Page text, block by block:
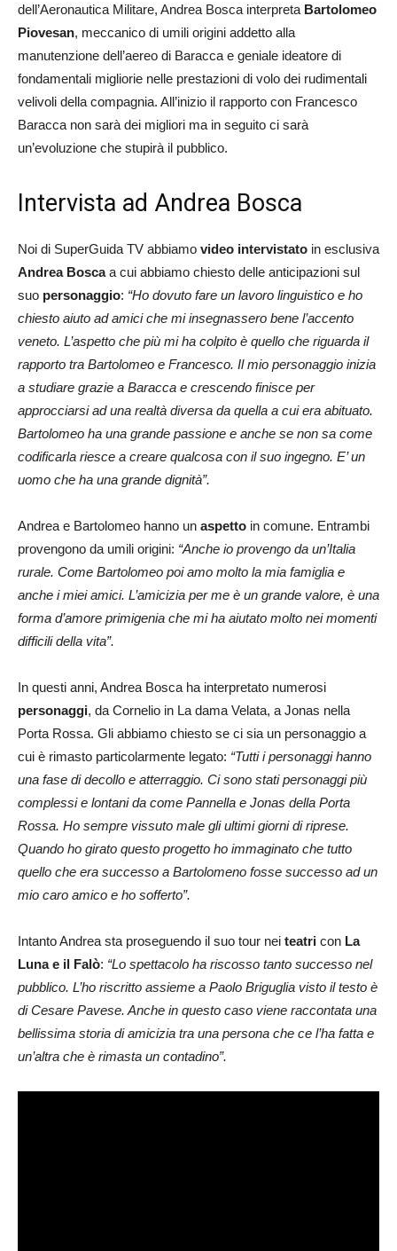
dell’Aeronautica Militare, Andrea Bosca interpreta Bartolomeo
Piovesan, meccanico di umili origini addetto alla
manutenzione dell’aereo di Baracca e geniale ideatore di
fondamentali migliorie nelle prestazioni di volo dei rudimentali
velivoli della compagnia. All’inizio il rapporto con Francesco
Baracca non sarà dei migliori ma in seguito ci sarà
un’evoluzione che stupirà il pubblico.
Intervista ad Andrea Bosca
Noi di SuperGuida TV abbiamo video intervistato in esclusiva
Andrea Boscaa cui abbiamo chiesto delle anticipazioni sul
suo personaggio: “Ho dovuto fare un lavoro linguistico e ho
chiesto aiuto ad amici che mi insegnassero bene l’accento
veneto. L’aspetto che più mi ha colpito è quello che riguarda il
rapporto tra Bartolomeo e Francesco. Il mio personaggio inizia
a studiare grazie a Baracca e crescendo finisce per
approcciarsi ad una realtà diversa da quella a cui era abituato.
Bartolomeo ha una grande passione e anche se non sa come
codificarla riesce a creare qualcosa con il suo ingegno. E’ un
uomo che ha una grande dignità”.
Andrea e Bartolomeo hanno un aspetto in comune. Entrambi
provengono da umili origini: “Anche io provengo da un’Italia
rurale. Come Bartolomeo poi amo molto la mia famiglia e
anche i miei amici. L’amicizia per me è un grande valore, è una
forma d’amore primigenia che mi ha aiutato molto nei momenti
difficili della vita”.
In questi anni, Andrea Bosca ha interpretato numerosi
personaggi, da Cornelio in La dama Velata, a Jonas nella
Porta Rossa. Gli abbiamo chiesto se ci sia un personaggio a
cui è rimasto particolarmente legato: “Tutti i personaggi hanno
una fase di decollo e atterraggio. Ci sono stati personaggi più
complessi e lontani da come Pannella e Jonas della Porta
Rossa. Ho sempre vissuto male gli ultimi giorni di riprese.
Quando ho girato questo progetto ho immaginato che tutto
quello che era successo a Bartolomeno fosse successo ad un
mio caro amico e ho sofferto”.
Intanto Andrea sta proseguendo il suo tour nei teatri con La
Luna e il Falò: “Lo spettacolo ha riscosso tanto successo nel
pubblico. L’ho riscritto assieme a Paolo Briguglia visto il testo è
di Cesare Pavese. Anche in questo caso viene raccontata una
bellissima storia di amicizia tra una persona che ce l’ha fatta e
un’altra che è rimasta un contadino”.